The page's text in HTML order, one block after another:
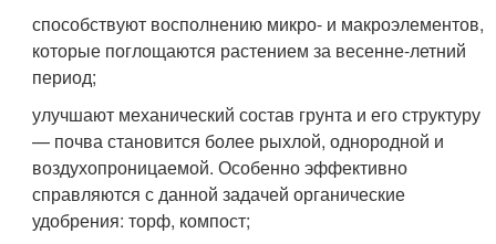
способствуют восполнению микро- и макроэлементов,
которые поглощаются растением за весенне-летний
период;
улучшают механический состав грунта и его структуру
— почва становится более рыхлой, однородной и
воздухопроницаемой. Особенно эффективно
справляются с данной задачей органические
удобрения: торф, компост;